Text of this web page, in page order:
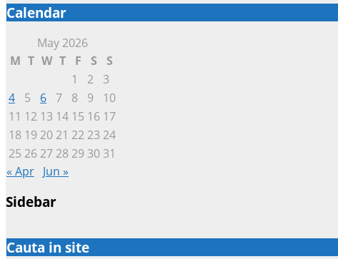
Calendar
May 2026
M T W T F S
S
1
2
3
4
5 6 7 8 9
10
11 12 13 14 15 16 17
18 19 20 21 22 23 24
25 26 27 28 29 30 31
« Apr Jun »
Sidebar
Cauta in site